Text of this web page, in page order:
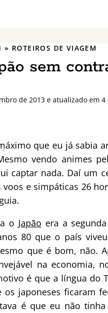
» ROTEIROS DE VIAGEM
sem
de 2013 e atualizado em
que eu já sabia
Mesmo vendo animes
captar nada. Daí um
e simpáticas 26
o Japão era a
80 que o país
que é bom, não.
na economia,
é que a língua do
os japoneses ficaram
é que eu não